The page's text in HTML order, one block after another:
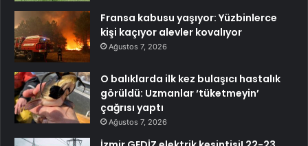
Fransa kabusu yaşıyor: Yüzbinlerce
kişi kaçıyor alevler kovalıyor
Ağustos 7, 2026
O balıklarda ilk kez bulaşıcı hastalık
görüldü: Uzmanlar ‘tüketmeyin’
çağrısı yaptı
Ağustos 7, 2026